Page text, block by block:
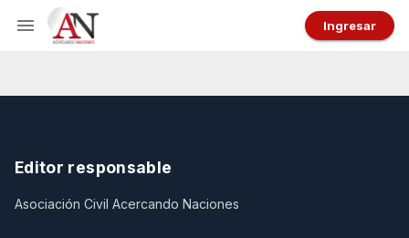
Ingresar
Editor responsable
Asociación Civil Acercando Naciones